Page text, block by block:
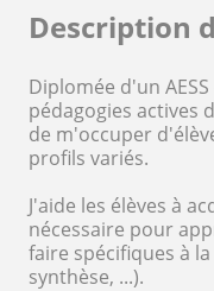
Description
Diplomée d'un
pédagogies actives
de m'occuper
profils variés.
J'aide les élèves à
nécessaire pour
faire spécifiques à
synthèse, ...).